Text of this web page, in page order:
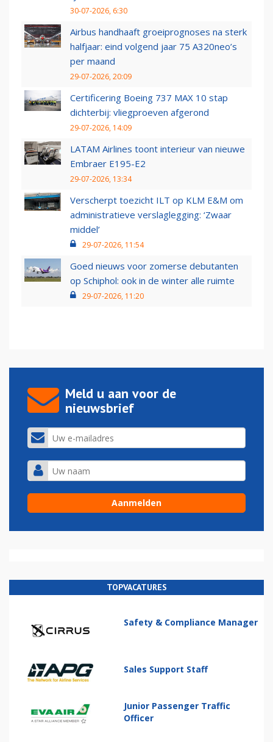
30-07-2026, 6:30
Airbus handhaaft groeiprognoses na sterk
halfjaar: eind volgend jaar 75 A320neo’s
per maand
29-07-2026, 20:09
Certificering Boeing 737 MAX 10 stap
dichterbij: vliegproeven afgerond
29-07-2026, 14:09
LATAM Airlines toont interieur van nieuwe
Embraer E195-E2
29-07-2026, 13:34
Verscherpt toezicht ILT op KLM E&M om
administratieve verslaglegging: ‘Zwaar
middel’
29-07-2026, 11:54
Goed nieuws voor zomerse debutanten
op Schiphol: ook in de winter alle ruimte
29-07-2026, 11:20
Meld u aan voor de
nieuwsbrief
TOPVACATURES
Safety & Compliance Manager
Sales Support Staff
Junior Passenger Traffic
Officer